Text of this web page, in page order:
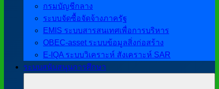
กรมบัญชีกลาง
ระบบจัดซื้อจัดจ้างภาครัฐ
EMIS ระบบสารสนเทศเพื่อการบริหาร
OBEC-asset ระบบข้อมูลสิ่งก่อสร้าง
E-IQA ระบบวิเคราะห์ สังเคราะห์ SAR
ระบบสนับสนุนการศึกษา